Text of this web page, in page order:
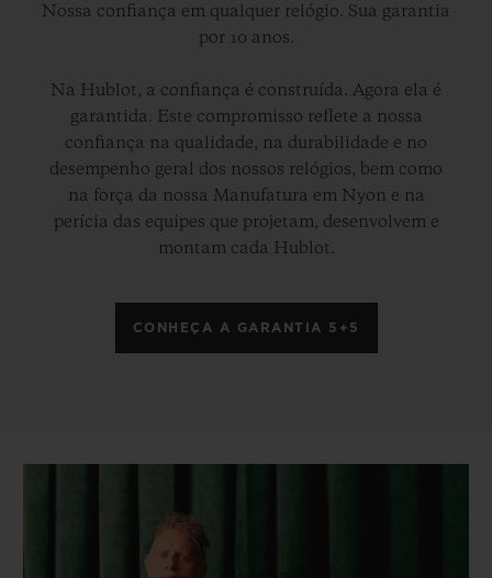
Nossa confiança em qualquer relógio. Sua garantia
por 10 anos.
Na Hublot, a confiança é construída. Agora ela é
garantida. Este compromisso reflete a nossa
confiança na qualidade, na durabilidade e no
desempenho geral dos nossos relógios, bem como
na força da nossa Manufatura em Nyon e na
perícia das equipes que projetam, desenvolvem e
montam cada Hublot.
CONHEÇA A GARANTIA 5+5